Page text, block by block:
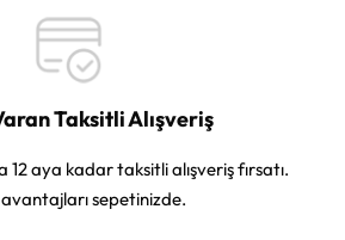
Taksitli Alışveriş
aya kadar taksitli alışveriş fırsatı.
sepetinizde.